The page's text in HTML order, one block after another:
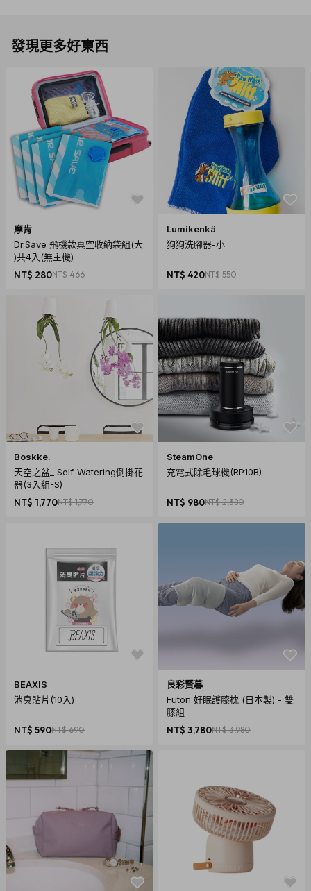
產地：義大利
材質：硬質陽極氧化鋁
尺寸：35 x 35mm
發現更多好東西
摩肯
Dr.Save 飛機款真空收納袋組(大
)共4入(無主機)
NT$ 280NT$ 466
Lumikenkä
狗狗洗腳器-小
NT$ 420NT$ 550
Boskke.
天空之盆_ Self-Watering倒掛花
器(3入組-S)
NT$ 1,770NT$ 1,770
SteamOne
充電式除毛球機(RP10B)
NT$ 980NT$ 2,380
BEAXIS
消臭貼片(10入)
NT$ 590NT$ 690
良彩賢暮
Futon 好眠護膝枕 (日本製) - 雙
膝組
NT$ 3,780NT$ 3,980